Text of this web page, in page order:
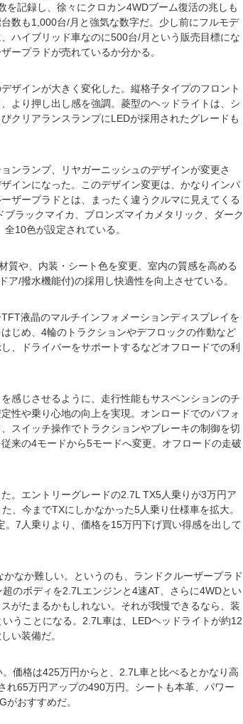
を記録し、徐々にクロカン4WDブーム復活の兆しも
数も1,000台/月と強気な数字だ。少し前にフルモデ
ハイブリッド車なのに500台/月という販売目標にな
ープラドが売れているか分かる。
ザインが大きく変化した。縦格子タイプのフロント
より押し出し感を強調。菱型のヘッドライトは、シ
クリアランスランプにLEDが採用されたグレードも
ンランプ、リヤガーニッシュのデザインが変更さ
インになった。このデザイン変更は、かなりインパ
ザープラドとは、まったく違うクルマに見えてくる
ラックマイカ、ブロンズマイカメタリック、ダーク
10色が設定されている。
質や、内装・シート色を変更。室内の質感を高める
/撥水機能付)の採用し快適性を向上させている。
液晶のマルチインフォメーションディスプレイを
じめ、4輪のトラクションやデフロックの作動など
、ドライバーをサポートするなどオフロードでの利
感じさせるように、走行性能もサスペンションのチ
性や乗り心地の向上を実現。オンロードでのパフォ
スイッチ操作でトラクションやブレーキの制御を切
来の4モードから5モードへ変更。オフロードの走破
。エントリーグレードの2.7L TX5人乗りが3万円ア
、今までTXにしかなかった5人乗り仕様車を拡大。
7人乗りより、価格を15万円下げ買い得感を出して
なか難しい。というのも、ランドクルーザープラド
のボディを2.7Lエンジンと4速AT、さらに4WDとい
がたまるかもしれない。それが我慢できるなら、装
うことになる。2.7L車は、LEDヘッドライトが約12
い装備だ。
価格は425万円からと、2.7L車と比べるとかなり高
65万円アップの490万円。シートも本革、パワー
おすすめだ。